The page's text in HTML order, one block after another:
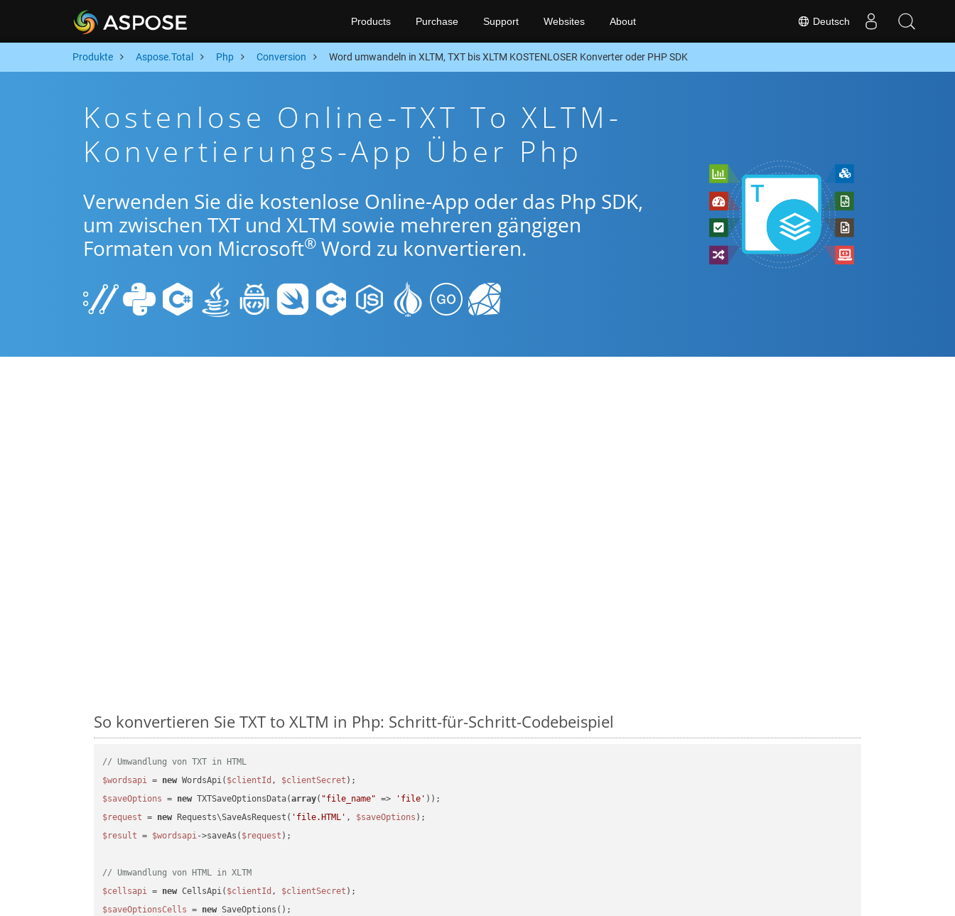
Deutsch
Products Purchase Support Websites About
Produkte Aspose.Total Php Conversion Word umwandeln in XLTM, TXT bis XLTM KOSTENLOSER Konverter oder PHP SDK
Kostenlose Online-TXT To XLTM-
Konvertierungs-App Über Php
Verwenden Sie die kostenlose Online-App oder das Php SDK,
um zwischen TXT und XLTM sowie mehreren gängigen
Formaten von Microsoft® Word zu konvertieren.
So konvertieren Sie TXT to XLTM in Php: Schritt-für-Schritt-Codebeispiel
// Umwandlung von TXT in HTML
$wordsapi = new WordsApi( $clientId , $clientSecret
$saveOptions = new TXTSaveOptionsData(array( "file_name" => 'file'
$request = new Requests\SaveAsRequest( 'file.HTML' , $saveOptions
$result = $wordsapi->saveAs( $request );
// Umwandlung von HTML in XLTM
$cellsapi = new CellsApi( $clientId , $clientSecret
$saveOptionsCells = new